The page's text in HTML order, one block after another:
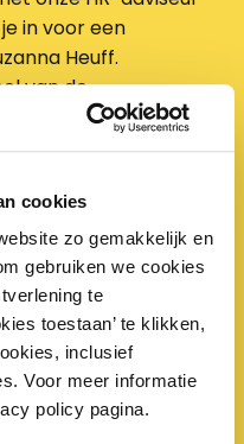
cookies
zo gemakkelijk en
gebruiken we cookies
te
toestaan’ te klikken,
inclusief
Voor meer informatie
policy pagina.
in voor een
Heuff.
van de
is toch wel de
officiële startpunt
over welke
gebruiken? Of
lopend
kijken graag
aan